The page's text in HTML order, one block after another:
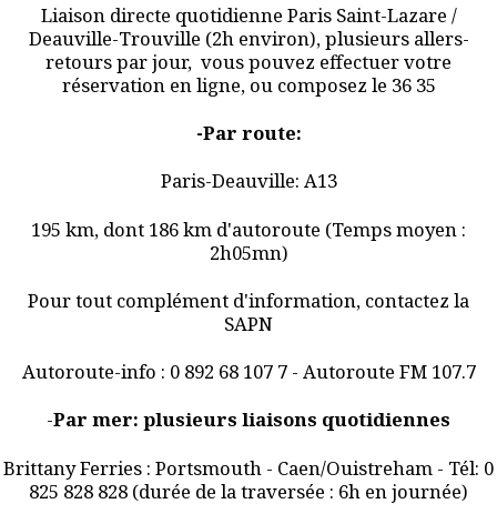
Liaison directe quotidienne Paris Saint-Lazare /
Deauville-Trouville (2h environ), plusieurs allers-
retours par jour, vous pouvez effectuer votre
réservation en ligne, ou composez le 36 35
-Par route:
Paris-Deauville: A13
195 km, dont 186 km d'autoroute (Temps moyen :
2h05mn)
Pour tout complément d'information, contactez la
SAPN
Autoroute-info : 0 892 68 107 7 - Autoroute FM 107.7
-Par mer: plusieurs liaisons quotidiennes
Brittany Ferries : Portsmouth - Caen/Ouistreham - Tél: 0
825 828 828 (durée de la traversée : 6h en journée)